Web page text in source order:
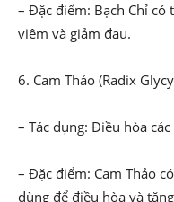
– Đặc điểm: Bạch Chỉ có
viêm và giảm đau.
6. Cam Thảo (Radix
– Tác dụng: Điều hòa
– Đặc điểm: Cam Thảo
dùng để điều hòa và